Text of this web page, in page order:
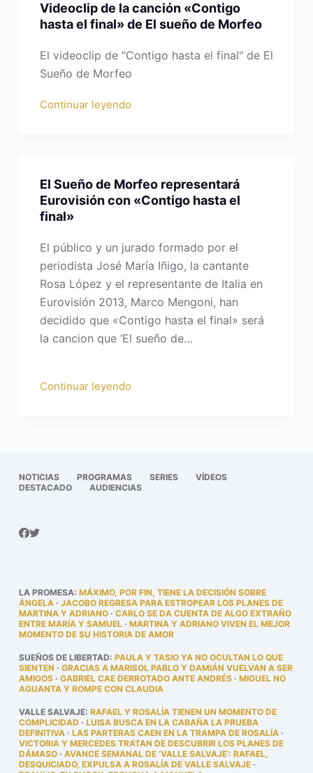
Videoclip de la canción «Contigo
hasta el final» de El sueño de Morfeo
El videoclip de "Contigo hasta el final" de El
Sueño de Morfeo
Continuar leyendo
El Sueño de Morfeo representará
Eurovisión con «Contigo hasta el
final»
El público y un jurado formado por el
periodista José María Iñigo, la cantante
Rosa López y el representante de Italia en
Eurovisión 2013, Marco Mengoni, han
decidido que «Contigo hasta el final» será
la cancion que ‘El sueño de…
Continuar leyendo
NOTICIAS PROGRAMAS SERIES
VÍDEOS
DESTACADO
AUDIENCIAS
LA PROMESA: MÁXIMO, POR FIN, TIENE LA DECISIÓN SOBRE
ÁNGELA· JACOBO REGRESA PARA ESTROPEAR LOS PLANES DE
MARTINA Y ADRIANO· CARLO SE DA CUENTA DE ALGO EXTRAÑO
ENTRE MARÍA Y SAMUEL· MARTINA Y ADRIANO VIVEN EL MEJOR
MOMENTO DE SU HISTORIA DE AMOR
SUEÑOS DE LIBERTAD: PAULA Y TASIO YA NO OCULTAN LO QUE
SIENTEN · GRACIAS A MARISOL PABLO Y DAMIÁN VUELVAN A SER
AMIGOS· GABRIEL CAE DERROTADO ANTE ANDRÉS· MIGUEL NO
AGUANTA Y ROMPE CON CLAUDIA
VALLE SALVAJE: RAFAEL Y ROSALÍA TIENEN UN MOMENTO DE
COMPLICIDAD · LUISA BUSCA EN LA CABAÑA LA PRUEBA
DEFINITIVA· LAS PARTERAS CAEN EN LA TRAMPA DE ROSALÍA·
VICTORIA Y MERCEDES TRATAN DE DESCUBRIR LOS PLANES DE
DÁMASO· AVANCE SEMANAL DE ‘VALLE SALVAJE’: RAFAEL,
DESQUICIADO, EXPULSA A ROSALÍA DE VALLE SALVAJE·